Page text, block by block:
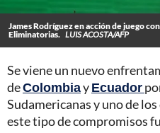
James Rodríguez en acción de juego
Eliminatorias. LUIS ACOSTA/AFP
Se viene un nuevo
deColombiayEcuador
Sudamericanas y uno de
este tipo de compromisos